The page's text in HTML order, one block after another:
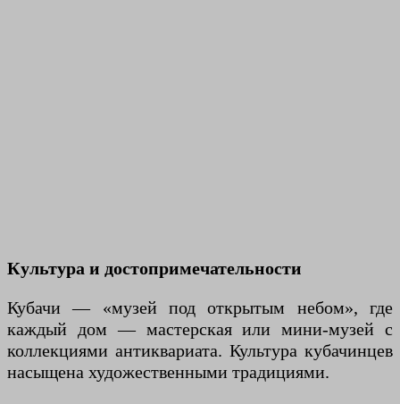
Культура и достопримечательности
Кубачи — «музей под открытым небом», где
каждый дом — мастерская или мини-музей с
коллекциями антиквариата. Культура кубачинцев
насыщена художественными традициями.